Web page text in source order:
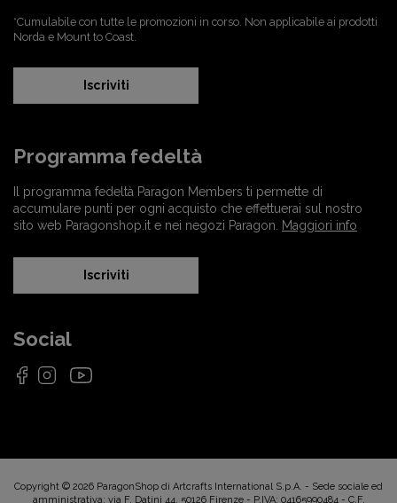
*Cumulabile con tutte le promozioni in corso. Non applicabile ai prodotti
Norda e Mount to Coast.
Iscriviti
Programma fedeltà
Il programma fedeltà Paragon Members ti permette di
accumulare punti per ogni acquisto che effettuerai sul nostro
sito web Paragonshop.it e nei negozi Paragon.
Maggiori info
Iscriviti
Social
Copyright © 2026 ParagonShop di Artcrafts International S.p.A. - Sede sociale ed
amministrativa: via F. Datini 44, 50126 Firenze - P.IVA: 04165990484 - C.F.